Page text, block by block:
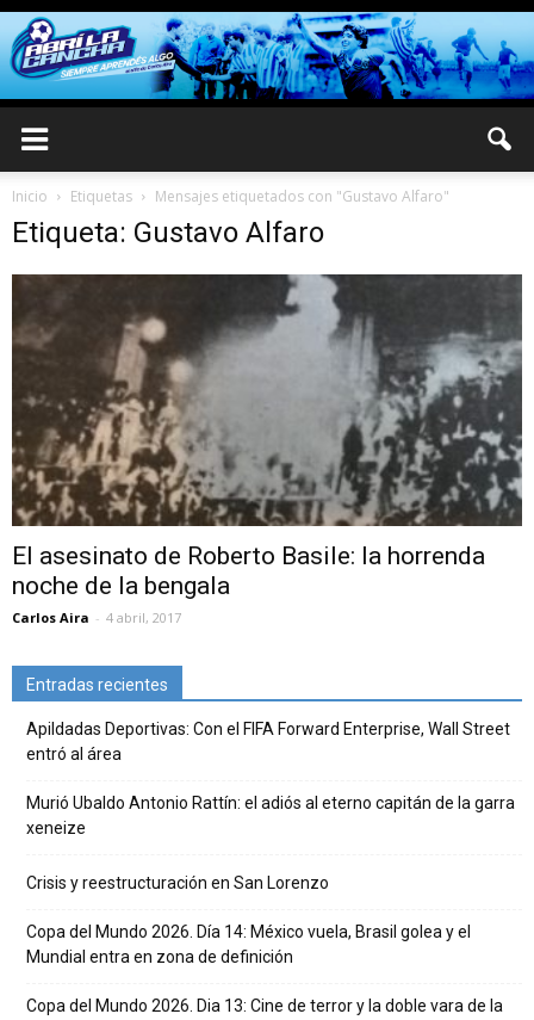
Inicio Etiquetas Mensajes etiquetados con "Gustavo Alfaro"
Etiqueta: Gustavo Alfaro
El asesinato de Roberto Basile: la horrenda
noche de la bengala
Carlos Aira - 4 abril, 2017
Entradas recientes
Apildadas Deportivas: Con el FIFA Forward Enterprise, Wall Street
entró al área
Murió Ubaldo Antonio Rattín: el adiós al eterno capitán de la garra
xeneize
Crisis y reestructuración en San Lorenzo
Copa del Mundo 2026. Día 14: México vuela, Brasil golea y el
Mundial entra en zona de definición
Copa del Mundo 2026. Dia 13: Cine de terror y la doble vara de la